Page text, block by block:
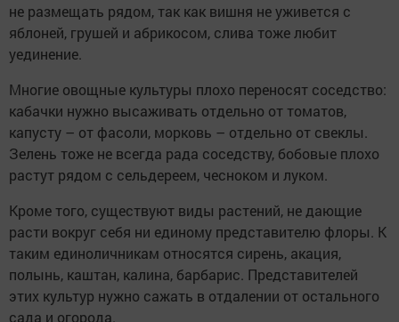
не размещать рядом, так как вишня не уживется с
яблоней, грушей и абрикосом, слива тоже любит
уединение.
Многие овощные культуры плохо переносят соседство:
кабачки нужно высаживать отдельно от томатов,
капусту – от фасоли, морковь – отдельно от свеклы.
Зелень тоже не всегда рада соседству, бобовые плохо
растут рядом с сельдереем, чесноком и луком.
Кроме того, существуют виды растений, не дающие
расти вокруг себя ни единому представителю флоры. К
таким единоличникам относятся сирень, акация,
полынь, каштан, калина, барбарис. Представителей
этих культур нужно сажать в отдалении от остального
сада и огорода.